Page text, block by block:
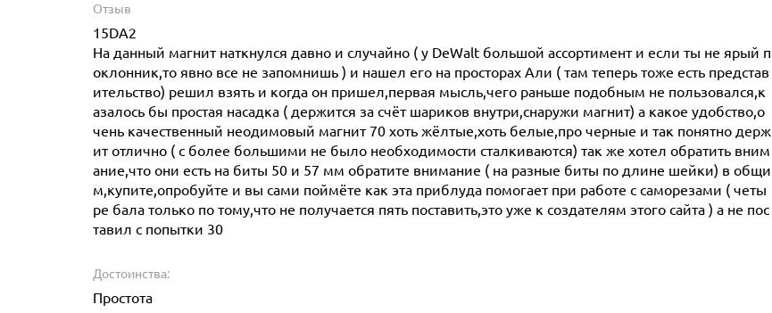
Отзыв
15DA2
На данный магнит наткнулся давно и случайно ( у DeWalt большой ассортимент и если ты не ярый п
оклонник,то явно все не запомнишь ) и нашел его на просторах Али ( там теперь тоже есть представ
ительство) решил взять и когда он пришел,первая мысль,чего раньше подобным не пользовался,к
азалось бы простая насадка ( держится за счёт шариков внутри,снаружи магнит) а какое удобство,о
чень качественный неодимовый магнит 70 хоть жёлтые,хоть белые,про черные и так понятно держ
ит отлично ( с более большими не было необходимости сталкиваются) так же хотел обратить вним
ание,что они есть на биты 50 и 57 мм обратите внимание ( на разные биты по длине шейки) в общи
м,купите,опробуйте и вы сами поймёте как эта приблуда помогает при работе с саморезами ( четы
ре бала только по тому,что не получается пять поставить,это уже к создателям этого сайта ) а не пос
тавил с попытки 30
Достоинства:
Простота